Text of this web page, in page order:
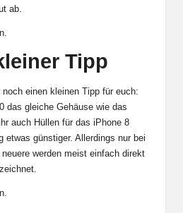
ab.
Tipp
einen kleinen Tipp für euch:
das gleiche Gehäuse wie das
auch Hüllen für das iPhone 8
etwas günstiger. Allerdings nur bei
werden meist einfach direkt